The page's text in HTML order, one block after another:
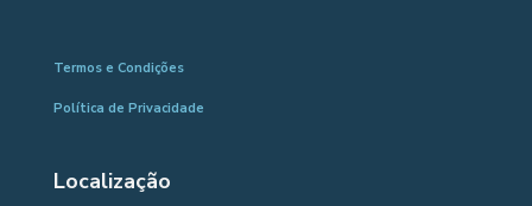
Termos e Condições
Política de Privacidade
Localização